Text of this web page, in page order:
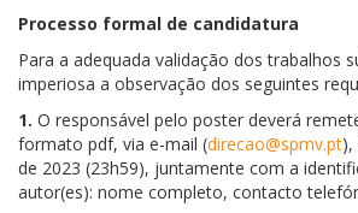
Processo formal de candidatura
Para a adequada validação dos trabalhos
imperiosa a observação dos seguintes
1. O responsável pelo poster deverá
formato pdf, via e-mail (direcao@spmv.pt),
de 2023 (23h59), juntamente com a
autor(es): nome completo, contacto